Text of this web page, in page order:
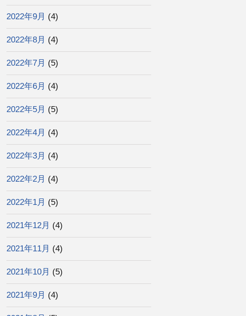
2022年9月 (4)
2022年8月 (4)
2022年7月 (5)
2022年6月 (4)
2022年5月 (5)
2022年4月 (4)
2022年3月 (4)
2022年2月 (4)
2022年1月 (5)
2021年12月 (4)
2021年11月 (4)
2021年10月 (5)
2021年9月 (4)